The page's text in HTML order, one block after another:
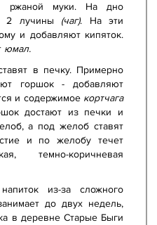
ржаной муки. На дно
2 лучины (чаг). На эти
и добавляют кипяток.
юмал.
в печку. Примерно
горшок - добавляют
и содержимое кортчага
достают из печки и
а под желоб ставят
и по желобу течет
темно-коричневая
из-за сложного
до двух недель,
в деревне Старые Быги